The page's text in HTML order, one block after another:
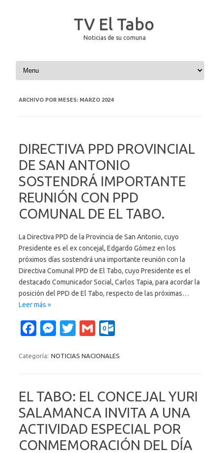
TV El Tabo
Noticias de su comuna
Saltar al contenido
ARCHIVO POR MESES: MARZO 2024
DIRECTIVA PPD PROVINCIAL
DE SAN ANTONIO
SOSTENDRÁ IMPORTANTE
REUNIÓN CON PPD
COMUNAL DE EL TABO.
La Directiva PPD de la Provincia de San Antonio, cuyo
Presidente es el ex concejal, Edgardo Gómez en los
próximos días sostendrá una importante reunión con la
Directiva Comunal PPD de El Tabo, cuyo Presidente es el
destacado Comunicador Social, Carlos Tapia, para acordar la
posición del PPD de El Tabo, respecto de las próximas…
Leer más »
Fa
e
o
o
k
M
se
g
er
T
it
r
G
ail lo
k.
c
o
m
Categoría: NOTICIAS NACIONALES
EL TABO: EL CONCEJAL YURI
SALAMANCA INVITA A UNA
ACTIVIDAD ESPECIAL POR
CONMEMORACIÓN DEL DÍA